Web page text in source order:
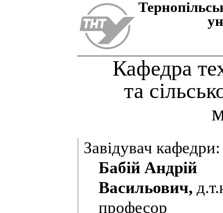
Кафедра
та
Завідувач кафедри:
Бабій Андрій
Васильович,
професор